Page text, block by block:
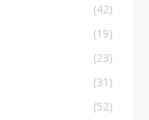
(42)
(19)
(23)
(31)
(52)